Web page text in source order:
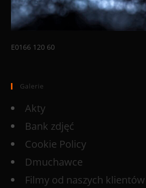
E0166 120 60
Galerie
Akty
Bank zdjęć
Cookie Policy
Dmuchawce
Filmy od naszych klientów